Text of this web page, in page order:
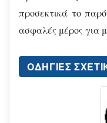
προσεκτικά το
ασφαλές μέρος για
ΟΔΗΓΊΕΣ